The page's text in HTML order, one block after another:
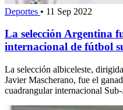
Deportes • 11 Sep 2022
La selección Argentina
internacional de fútbol
La selección albiceleste,
Javier Mascherano, fue el
cuadrangular internacional Sub-